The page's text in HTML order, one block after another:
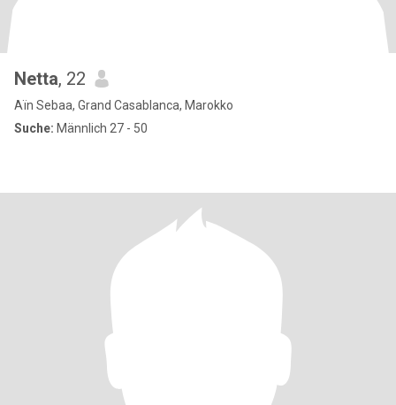
Netta, 22
Aïn Sebaa, Grand Casablanca, Marokko
Suche: Männlich 27 - 50